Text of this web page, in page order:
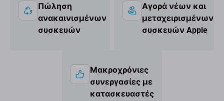
Πώληση
ανακαινισμένων
συσκευών
Αγορά νέων και
μεταχειρισμένων
συσκευών Apple
Μακροχρόνιες
συνεργασίες με
κατασκευαστές